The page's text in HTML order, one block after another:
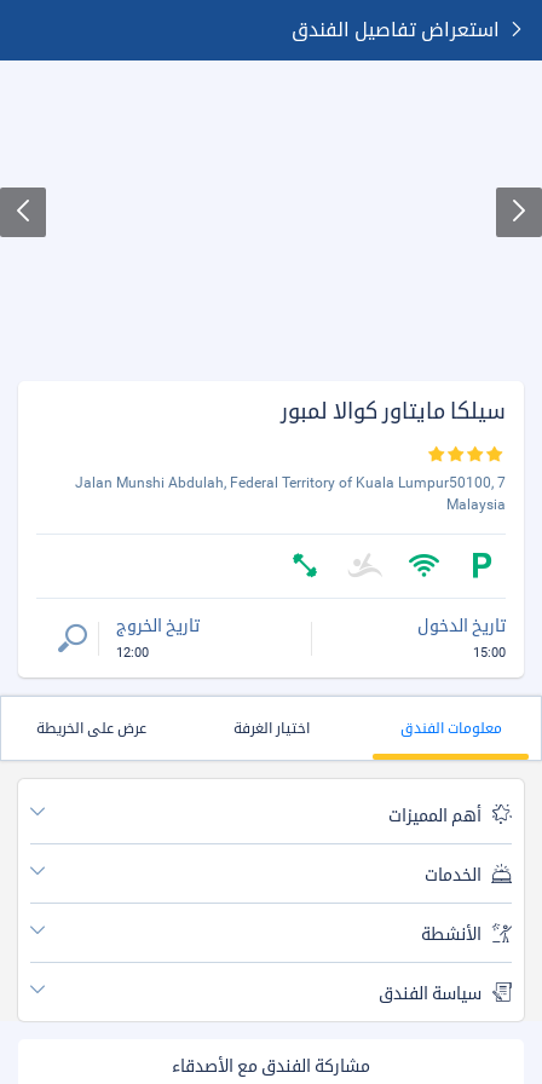
استعراض تفاصيل الفندق
سيلكا مايتاور كوالا لمبور
7 Jalan Munshi Abdulah, Federal Territory of Kuala Lumpur50100,
Malaysia
تاريخ الدخول
15:00
تاريخ الخروج
12:00
معلومات الفندق اختيار الغرفة عرض على الخريطة
أهم المميزات
الخدمات
الأنشطة
سياسة الفندق
مشاركة الفندق مع الأصدقاء